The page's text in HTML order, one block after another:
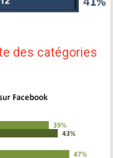
des catégories